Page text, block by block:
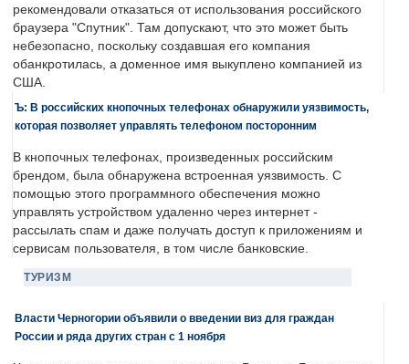
рекомендовали отказаться от использования российского
браузера "Спутник". Там допускают, что это может быть
небезопасно, поскольку создавшая его компания
обанкротилась, а доменное имя выкуплено компанией из
США.
Ъ: В российских кнопочных телефонах обнаружили уязвимость,
которая позволяет управлять телефоном посторонним
В кнопочных телефонах, произведенных российским
брендом, была обнаружена встроенная уязвимость. С
помощью этого программного обеспечения можно
управлять устройством удаленно через интернет -
рассылать спам и даже получать доступ к приложениям и
сервисам пользователя, в том числе банковские.
ТУРИЗМ
Власти Черногории объявили о введении виз для граждан
России и ряда других стран с 1 ноября